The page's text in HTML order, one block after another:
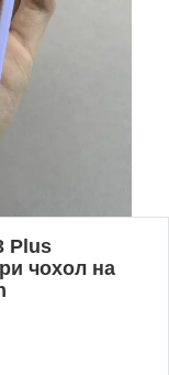
Plus
чохол на